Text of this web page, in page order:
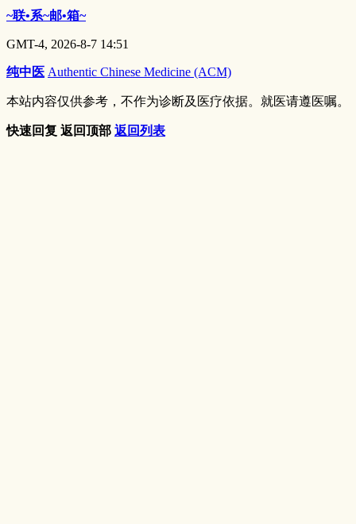
~联•系~邮•箱~
GMT-4, 2026-8-7 14:51
纯中医 Authentic Chinese Medicine (ACM)
本站内容仅供参考，不作为诊断及医疗依据。就医请遵医嘱。
快速回复 返回顶部 返回列表